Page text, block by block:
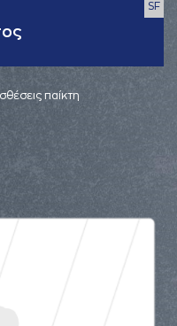
SF
παίκτη